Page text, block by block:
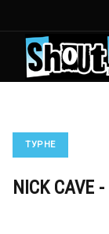
ТУРНЕ
NICK CAVE